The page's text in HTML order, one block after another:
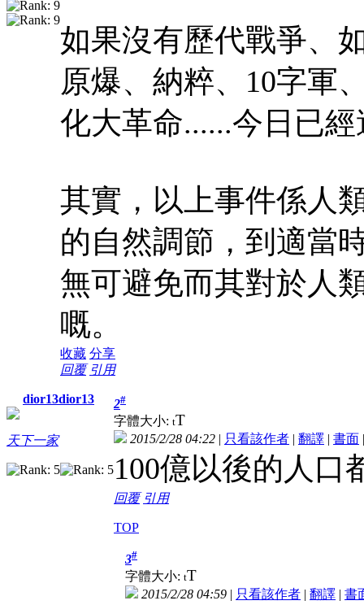
如果沒有歷代戰爭、
原爆、納粹、10字軍
化大革命......今日已
其實，以上事件係人
的自然調節，到適當
無可避免而其對於人
嘅。
收藏 分享
回覆 引用
dior13dior13
天下一家
2#
字體大小: tT
2015/2/28 04:22 | 只看該作者 | 翻譯 | 書面
100億以後的人口
回覆 引用
TOP
3#
字體大小: tT
2015/2/28 04:59 | 只看該作者 | 翻譯 | 書